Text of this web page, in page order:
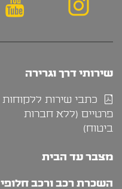
שירותי דרך וגרירה
כתבי שירות ללקוחות
פרטיים (ללא חברות
ביטוח)
מצבר עד הבית
השכרת רכב ורכב חלופי